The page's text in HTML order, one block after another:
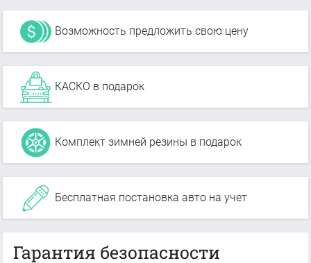
Возможность предложить свою цену
КАСКО в подарок
Комплект зимней резины в подарок
Бесплатная постановка авто на учет
Гарантия безопасности